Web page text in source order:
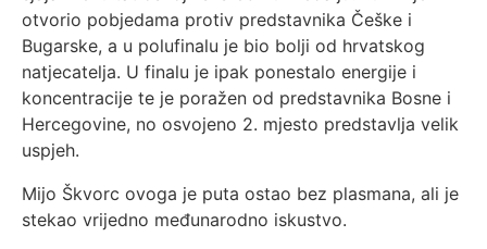
otvorio pobjedama protiv predstavnika Češke i
Bugarske, a u polufinalu je bio bolji od hrvatskog
natjecatelja. U finalu je ipak ponestalo energije i
koncentracije te je poražen od predstavnika Bosne i
Hercegovine, no osvojeno 2. mjesto predstavlja velik
uspjeh.
Mijo Škvorc ovoga je puta ostao bez plasmana, ali je
stekao vrijedno međunarodno iskustvo.